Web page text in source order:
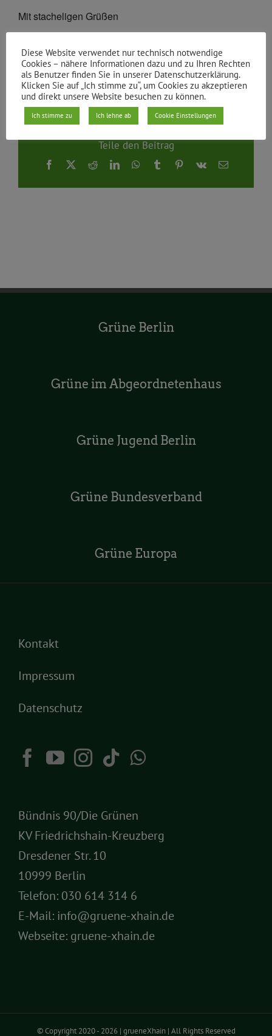
Mit stacheligen Grüßen
Vongruene xhain | 19.10.2022
Teile den Beitrag
Facebook
X RedditLinkedInWhatsApp
TumblrPinterest
Vk
E-
Grüne Berlin
Grüne im Abgeordnetenhaus
Grüne Jugend Berlin
Grüne Bundesverband
Grüne Europa
Kontakt
Impressum
Datenschutz
Bündnis 90/Die Grünen
KV Friedrichshain-Kreuzberg
Dresdener Str. 10
10999 Berlin
Telefon: 030 614 314 6
E-Mail: info@gruene-xhain.de
Webseite: gruene-xhain.de
© Copyright 2020 - 2026 | grueneXhain | All Rights Reserved
Diese Website verwendet nur technisch notwendige
Cookies – nähere Informationen dazu und zu Ihren Rechten
als Benutzer finden Sie in unserer Datenschutzerklärung.
Klicken Sie auf „Ich stimme zu“, um Cookies zu akzeptieren
und direkt unsere Website besuchen zu können.
Ich stimme zu Ich lehne ab Cookie Einstellungen